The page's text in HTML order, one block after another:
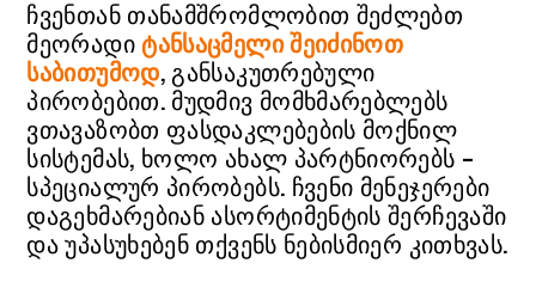
ჩვენთან თანამშრომლობით შეძლებთ
მეორადიტანსაცმელი შეიძინოთ
საბითუმოდ, განსაკუთრებული
პირობებით. მუდმივ მომხმარებლებს
ვთავაზობთ ფასდაკლებების მოქნილ
სისტემას, ხოლო ახალ პარტნიორებს –
სპეციალურ პირობებს. ჩვენი მენეჯერები
დაგეხმარებიან ასორტიმენტის შერჩევაში
და უპასუხებენ თქვენს ნებისმიერ კითხვას.